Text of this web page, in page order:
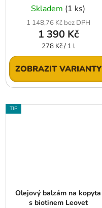
Skladem (1 ks)
1 148,76 Kč bez DPH
1 390 Kč
Měrná
cena:
278 Kč / 1 l
ZOBRAZIT VARIANTY
TIP
Olejový balzám na kopyta
s biotinem Leovet